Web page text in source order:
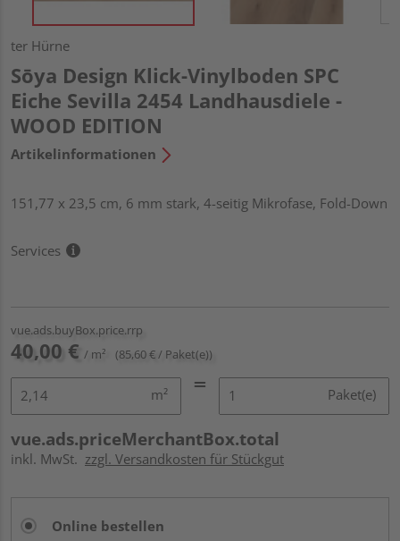
ter Hürne
Sōya Design Klick-Vinylboden SPC
Eiche Sevilla 2454 Landhausdiele -
WOOD EDITION
Artikelinformationen
151,77 x 23,5 cm, 6 mm stark, 4-seitig Mikrofase, Fold-Down
Services
vue.ads.buyBox.price.rrp
40,00 € / m² (85,60 € / Paket(e))
m² Paket(e)
vue.ads.priceMerchantBox.total
inkl. MwSt. zzgl. Versandkosten für Stückgut
Online bestellen